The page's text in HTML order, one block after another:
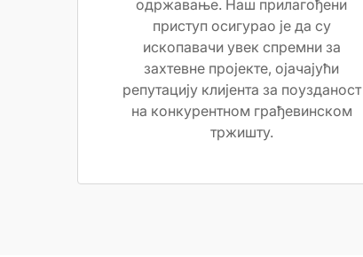
одржавање. Наш прилагођени
приступ осигурао је да су
ископавачи увек спремни за
захтевне пројекте, ојачајући
репутацију клијента за поузданост
на конкурентном грађевинском
тржишту.